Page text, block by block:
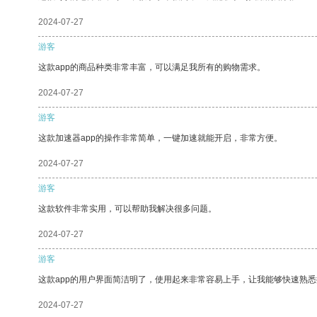
2024-07-27
游客
这款app的商品种类非常丰富，可以满足我所有的购物需求。
2024-07-27
游客
这款加速器app的操作非常简单，一键加速就能开启，非常方便。
2024-07-27
游客
这款软件非常实用，可以帮助我解决很多问题。
2024-07-27
游客
这款app的用户界面简洁明了，使用起来非常容易上手，让我能够快速熟
2024-07-27